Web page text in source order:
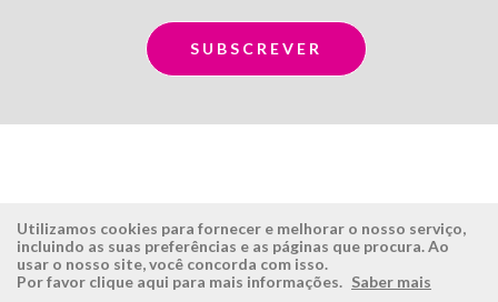
ÉSISTEMAS ÁREA RESERVADA
Utilizamos cookies para fornecer e melhorar o nosso serviço,
incluindo as suas preferências e as páginas que procura. Ao
usar o nosso site, você concorda com isso.
Por favor clique aqui para mais informações. Saber mais